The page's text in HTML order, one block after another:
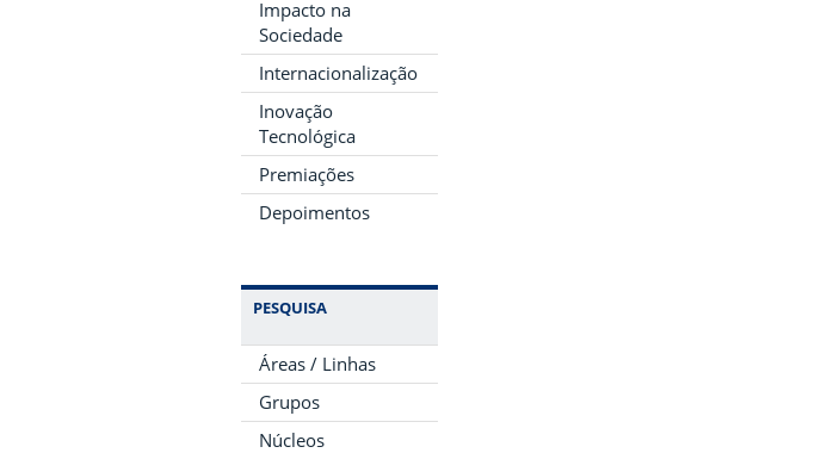
Impacto na
Sociedade
Internacionalização
Inovação
Tecnológica
Premiações
Depoimentos
PESQUISA
Áreas / Linhas
Grupos
Núcleos